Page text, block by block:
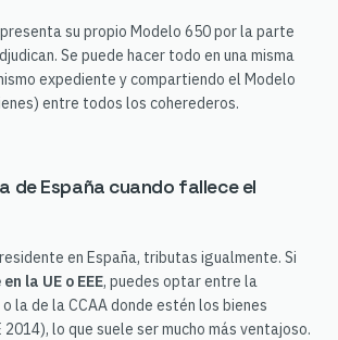
su propio Modelo 650 por la parte
Se puede hacer todo en una misma
expediente y compartiendo el Modelo
entre todos los coherederos.
de España cuando fallece el
en España, tributas igualmente. Si
la UE o EEE, puedes optar entre la
la de la CCAA donde estén los bienes
2014), lo que suele ser mucho más ventajoso.